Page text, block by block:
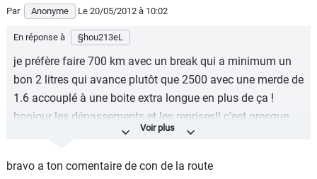
Par Anonyme Le 20/05/2012 à 10:02
En réponse à §hou213eL
je préfère faire 700 km avec un break qui a minimum un
bon 2 litres qui avance plutôt que 2500 avec une merde de
1.6 accouplé à une boite extra longue en plus de ça !
bonjour les dépassements et les reprises!! c'est presque
du suicide avec un moteur pareil!
bravo a ton comentaire de con de la route